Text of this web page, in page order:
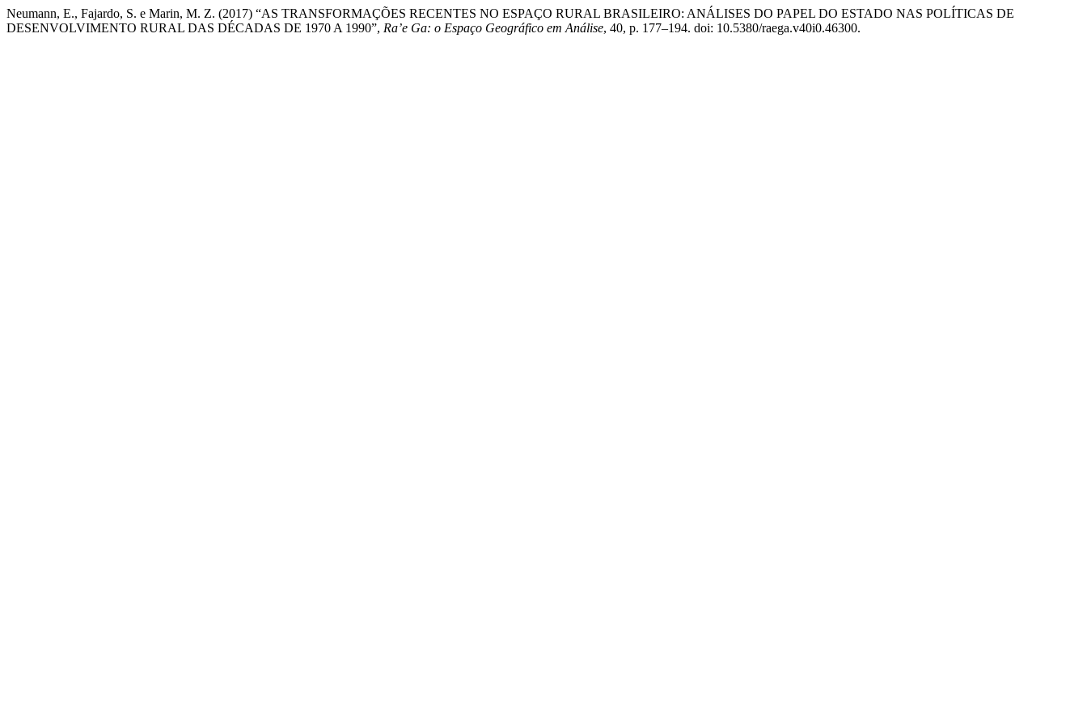
Neumann, E., Fajardo, S. e Marin, M. Z. (2017) “AS TRANSFORMAÇÕES RECENTES NO ESPAÇO RURAL BRASILEIRO: ANÁLISES DO PAPEL DO ESTADO NAS POLÍTICAS DE
DESENVOLVIMENTO RURAL DAS DÉCADAS DE 1970 A 1990”, Ra’e Ga: o Espaço Geográfico em Análise, 40, p. 177–194. doi: 10.5380/raega.v40i0.46300.